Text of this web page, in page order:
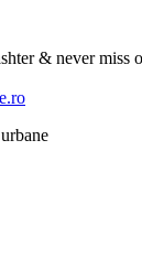
& never miss